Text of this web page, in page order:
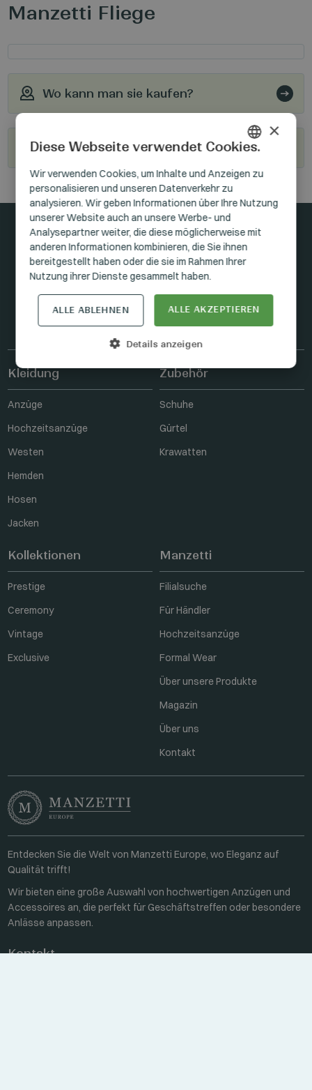
Manzetti Fliege
Wo kann man sie kaufen?
Werden Sie unser Wiederverkäufer
In Kontakt bleiben
FACEBOOK INSTAGRAM LINKEDIN
Kleidung
Anzüge
Hochzeitsanzüge
Westen
Hemden
Hosen
Jacken
Zubehör
Schuhe
Gürtel
Krawatten
Kollektionen
Prestige
Ceremony
Vintage
Exclusive
Manzetti
Filialsuche
Für Händler
Hochzeitsanzüge
Formal Wear
Über unsere Produkte
Magazin
Über uns
Kontakt
Entdecken Sie die Welt von Manzetti Europe, wo Eleganz auf
Qualität trifft!
Wir bieten eine große Auswahl von hochwertigen Anzügen und
Accessoires an, die perfekt für Geschäftstreffen oder besondere
Anlässe anpassen.
Kontakt
HUNGARIAN
GERMAN
ENGLISH
×
Diese Webseite verwendet Cookies.
Wir verwenden Cookies, um Inhalte und Anzeigen zu
personalisieren und unseren Datenverkehr zu
analysieren. Wir geben Informationen über Ihre Nutzung
unserer Website auch an unsere Werbe- und
Analysepartner weiter, die diese möglicherweise mit
anderen Informationen kombinieren, die Sie ihnen
bereitgestellt haben oder die sie im Rahmen Ihrer
Nutzung ihrer Dienste gesammelt haben.
ALLE AKZEPTIEREN
ALLE ABLEHNEN
Details anzeigen